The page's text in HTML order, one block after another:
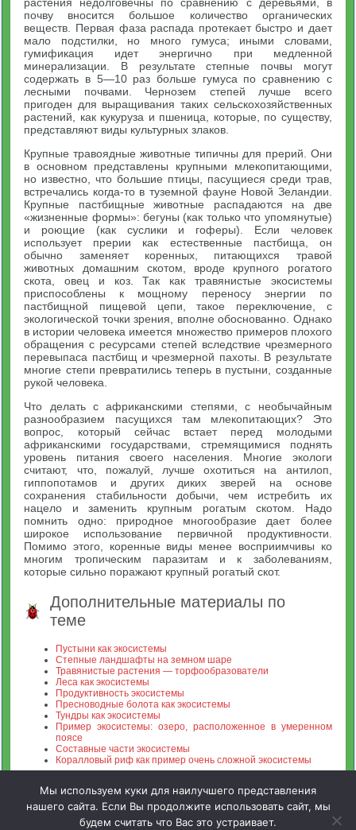
почву вносится большое количество органических
веществ. Первая фаза распада протекает быстро и дает
мало подстилки, но много гумуса; иными словами,
гумификация идет энергично при медленной
минерализации. В результате степные почвы могут
содержать в 5—10 раз больше гумуса по сравнению с
лесными почвами. Чернозем степей лучше всего
пригоден для выращивания таких сельскохозяйственных
растений, как кукуруза и пшеница, которые, по существу,
представляют виды культурных злаков.
Крупные травоядные животные типичны для прерий. Они
в основном представлены крупными млекопитающими,
но известно, что большие птицы, пасущиеся среди трав,
встречались когда-то в туземной фауне Новой Зеландии.
Крупные пастбищные животные распадаются на две
«жизненные формы»: бегуны (как только что упомянутые)
и роющие (как суслики и гоферы). Если человек
использует прерии как естественные пастбища, он
обычно заменяет коренных, питающихся травой
животных домашним скотом, вроде крупного рогатого
скота, овец и коз. Так как травянистые экосистемы
приспособлены к мощному переносу энергии по
пастбищной пищевой цепи, такое переключение, с
экологической точки зрения, вполне обоснованно. Однако
в истории человека имеется множество примеров плохого
обращения с ресурсами степей вследствие чрезмерного
перевыпаса пастбищ и чрезмерной пахоты. В результате
многие степи превратились теперь в пустыни, созданные
рукой человека.
Что делать с африканскими степями, с необычайным
разнообразием пасущихся там млекопитающих? Это
вопрос, который сейчас встает перед молодыми
африканскими государствами, стремящимися поднять
уровень питания своего населения. Многие экологи
считают, что, пожалуй, лучше охотиться на антилоп,
гиппопотамов и других диких зверей на основе
сохранения стабильности добычи, чем истребить их
нацело и заменить крупным рогатым скотом. Надо
помнить одно: природное многообразие дает более
широкое использование первичной продуктивности.
Помимо этого, коренные виды менее восприимчивы ко
многим тропическим паразитам и к заболеваниям,
которые сильно поражают крупный рогатый скот.
Дополнительные материалы по
теме
Пустыни как экосистемы
Степные ландшафты на земном шаре
Травянистые растения — торфообразователи
Леса как экосистемы
Продуктивность экосистемы
Пресноводные болота как экосистемы
Тундры как экосистемы
Пример экосистемы: озеро, расположенное в умеренном
поясе
Составные части экосистемы
Коралловый риф как пример очень сложной экосистемы
Мы используем куки для наилучшего представления
нашего сайта. Если Вы продолжите использовать сайт, мы
будем считать что Вас это устраивает.